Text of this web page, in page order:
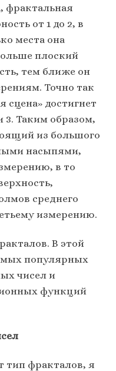
фрактальная
от 1 до 2, в
места она
плоский
тем ближе он
Точно так
сцена» достигнет
3. Таким образом,
из большого
насыпями,
в то
среднего
измерению.
В этой
популярных
чисел и
функций
тип фракталов, я